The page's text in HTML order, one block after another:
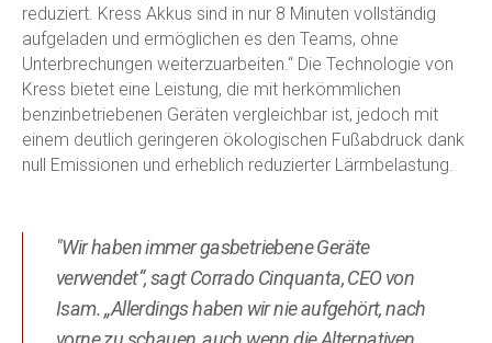
reduziert. Kress Akkus sind in nur 8 Minuten vollständig
aufgeladen und ermöglichen es den Teams, ohne
Unterbrechungen weiterzuarbeiten.“ Die Technologie von
Kress bietet eine Leistung, die mit herkömmlichen
benzinbetriebenen Geräten vergleichbar ist, jedoch mit
einem deutlich geringeren ökologischen Fußabdruck dank
null Emissionen und erheblich reduzierter Lärmbelastung.
"Wir haben immer gasbetriebene Geräte
verwendet“, sagt Corrado Cinquanta, CEO von
Isam. „Allerdings haben wir nie aufgehört, nach